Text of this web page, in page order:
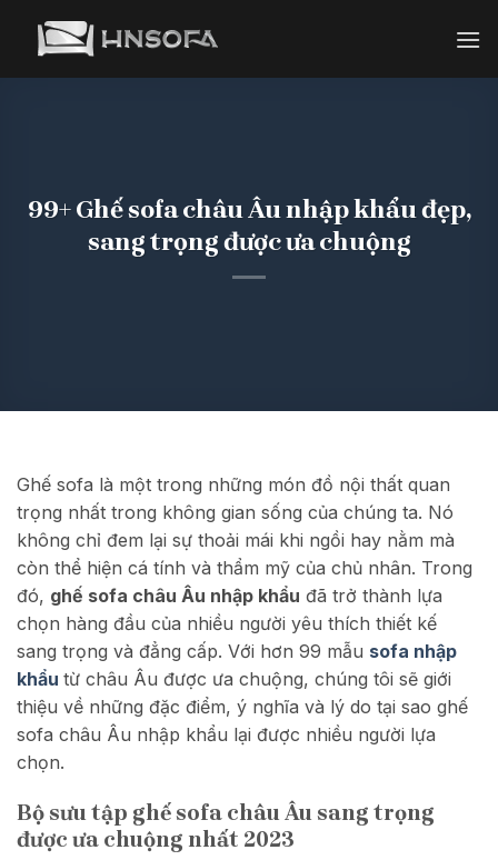
99+ Ghế sofa châu Âu nhập khẩu đẹp,
sang trọng được ưa chuộng
Ghế sofa là một trong những món đồ nội thất quan
trọng nhất trong không gian sống của chúng ta. Nó
không chỉ đem lại sự thoải mái khi ngồi hay nằm mà
còn thể hiện cá tính và thẩm mỹ của chủ nhân. Trong
đó, ghế sofa châu Âu nhập khẩu đã trở thành lựa
chọn hàng đầu của nhiều người yêu thích thiết kế
sang trọng và đẳng cấp. Với hơn 99 mẫu sofa nhập
khẩu từ châu Âu được ưa chuộng, chúng tôi sẽ giới
thiệu về những đặc điểm, ý nghĩa và lý do tại sao ghế
sofa châu Âu nhập khẩu lại được nhiều người lựa
chọn.
Bộ sưu tập ghế sofa châu Âu sang trọng
được ưa chuộng nhất 2023